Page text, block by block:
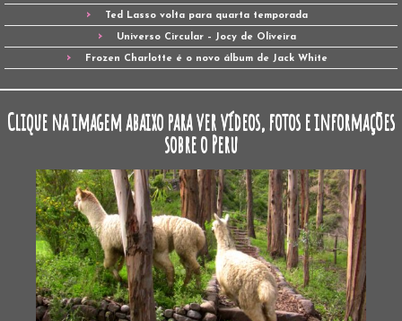
Ted Lasso volta para quarta temporada
Universo Circular – Jocy de Oliveira
Frozen Charlotte é o novo álbum de Jack White
Clique na imagem abaixo para ver vídeos, fotos e informações
sobre o Peru